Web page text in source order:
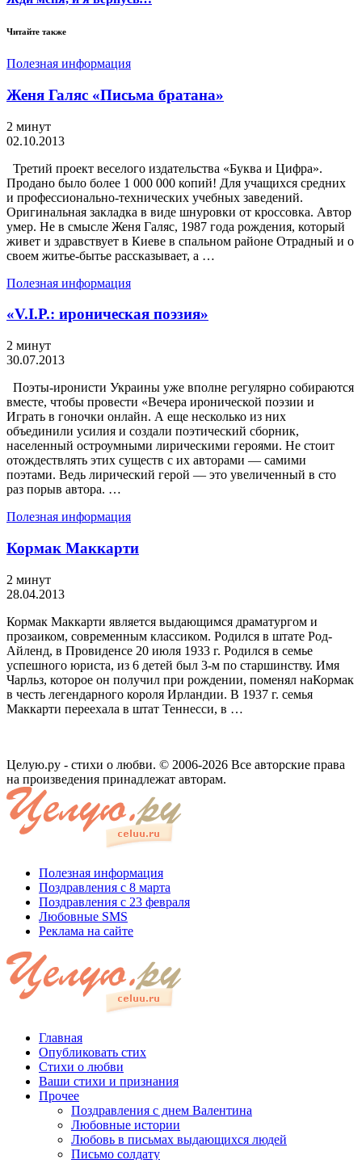
Читайте также
Полезная информация
Женя Галяс «Письма братана»
2 минут
02.10.2013
Третий проект веселого издательства «Буква и Цифра».
Продано было более 1 000 000 копий! Для учащихся средних
и профессионально-технических учебных заведений.
Оригинальная закладка в виде шнуровки от кроссовка. Автор
умер. Не в смысле Женя Галяс, 1987 года рождения, который
живет и здравствует в Киеве в спальном районе Отрадный и о
своем житье-бытье рассказывает, а …
Полезная информация
«V.I.P.: ироническая поэзия»
2 минут
30.07.2013
Поэты-иронисти Украины уже вполне регулярно собираются
вместе, чтобы провести «Вечера иронической поэзии и
Играть в гоночки онлайн. А еще несколько из них
объединили усилия и создали поэтический сборник,
населенный остроумными лирическими героями. Не стоит
отождествлять этих существ с их авторами — самими
поэтами. Ведь лирический герой — это увеличенный в сто
раз порыв автора. …
Полезная информация
Кормак Маккарти
2 минут
28.04.2013
Кормак Маккарти является выдающимся драматургом и
прозаиком, современным классиком. Родился в штате Род-
Айленд, в Провиденсе 20 июля 1933 г. Родился в семье
успешного юриста, из 6 детей был 3-м по старшинству. Имя
Чарльз, которое он получил при рождении, поменял наКормак
в честь легендарного короля Ирландии. В 1937 г. семья
Маккарти переехала в штат Теннесси, в …
Целую.ру - стихи о любви. © 2006-2026 Все авторские права
на произведения принадлежат авторам.
Полезная информация
Поздравления с 8 марта
Поздравления с 23 февраля
Любовные SMS
Реклама на сайте
Главная
Опубликовать стих
Стихи о любви
Ваши стихи и признания
Прочее
Поздравления с днем Валентина
Любовные истории
Любовь в письмах выдающихся людей
Письмо солдату